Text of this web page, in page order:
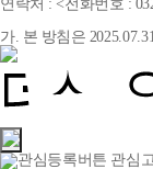
연락처 : <전화번호 :
가. 본 방침은
관심